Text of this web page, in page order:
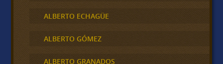
ALBERTO ECHAGÜE
ALBERTO GÓMEZ
ALBERTO GRANADOS